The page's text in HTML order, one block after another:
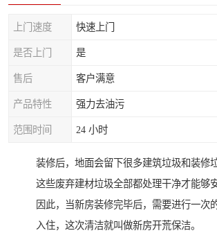
上门速度 快速上门
是否上门 是
售后 客户满意
产品特性 强力去油污
范围时间 24 小时
装修后，地面会留下很多建筑垃圾和装修
这些废弃建材垃圾全部都处理干净才能够
因此，当新房装修完毕后，需要进行一次
入住，这次清洁就叫做新房开荒保洁。